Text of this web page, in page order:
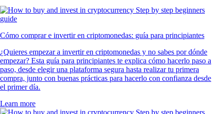
Cómo comprar e invertir en criptomonedas: guía para principiantes
¿Quieres empezar a invertir en criptomonedas y no sabes por dónde
empezar? Esta guía para principiantes te explica cómo hacerlo paso a
paso, desde elegir una plataforma segura hasta realizar tu primera
compra, junto con buenas prácticas para hacerlo con confianza desde
el primer día.
Learn more